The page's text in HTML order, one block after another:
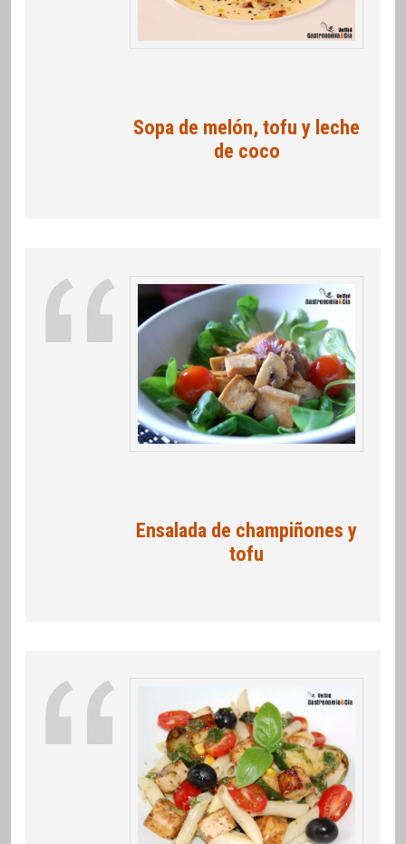
Sopa de melón, tofu y leche
de coco
Ensalada de champiñones y
tofu